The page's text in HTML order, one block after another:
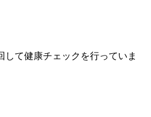
して健康チェックを行っていま